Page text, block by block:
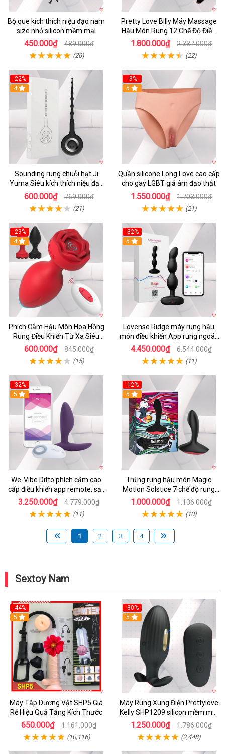
Bộ que kích thích niệu đạo nam
size nhỏ silicon mềm mại
450.000₫ 489.000₫
(26)
Pretty Love Billy Máy Massage
Hậu Môn Rung 12 Chế Độ Điều
Khiển App
1.800.000₫ 2.337.000₫
(22)
-22%
4
Sounding rung chuỗi hạt Ji
Yuma Siêu kích thích niệu đạo
Nam Gay
600.000₫ 769.000₫
(21)
-9%
5
Quần silicone Long Love cao cấp
cho gay LGBT giả âm đạo thật
1.550.000₫ 1.703.000₫
(21)
-29%
4
Phích Cắm Hậu Môn Hoa Hồng
Rung Điều Khiển Từ Xa Siêu
Sướng
600.000₫ 845.000₫
(15)
-32%
5
Lovense Ridge máy rung hậu
môn điều khiển App rung ngoáy
mạnh mẽ
4.450.000₫ 6.544.000₫
(11)
-32%
5
We-Vibe Ditto phích cắm cao
cấp điều khiển app remote, sạc
nhanh
3.250.000₫ 4.779.000₫
(11)
-12%
5
Trứng rung hậu môn Magic
Motion Solstice 7 chế độ rung
kích thích
1.000.000₫ 1.136.000₫
(10)
1 2 3 4
Sextoy Nam
-44%
5
Máy Tập Dương Vật SHP5 Giá
Rẻ Hiệu Quả Tăng Kích Thước
650.000₫ 1.161.000₫
(10,116)
-30%
5
Máy Rung Xung Điện Prettylove
Kelly SHP1209 silicon mềm mại
tiện lợi
1.250.000₫ 1.786.000₫
(2,448)